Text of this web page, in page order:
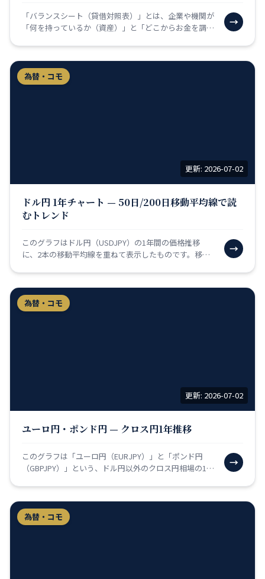
「バランスシート（貸借対照表）」とは、企業や機関が
「何を持っているか（資産）」と「どこからお金を調達
→
為替・コモ
更新: 2026-07-02
ドル円 1年チャート — 50日/200日移動平均線で読
むトレンド
このグラフはドル円（USDJPY）の1年間の価格推移
に、2本の移動平均線を重ねて表示したものです。移動
→
為替・コモ
更新: 2026-07-02
ユーロ円・ポンド円 — クロス円1年推移
このグラフは「ユーロ円（EURJPY）」と「ポンド円
（GBPJPY）」という、ドル円以外のクロス円相場の1年
→
為替・コモ